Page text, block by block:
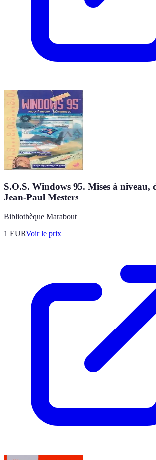
S.O.S. Windows 95. Mises à niveau,
Jean-Paul Mesters
Bibliothèque Marabout
1 EURVoir le prix